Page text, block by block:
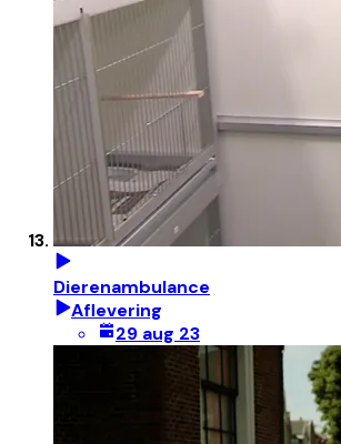
Dierenambulance
Aflevering
29 aug 23